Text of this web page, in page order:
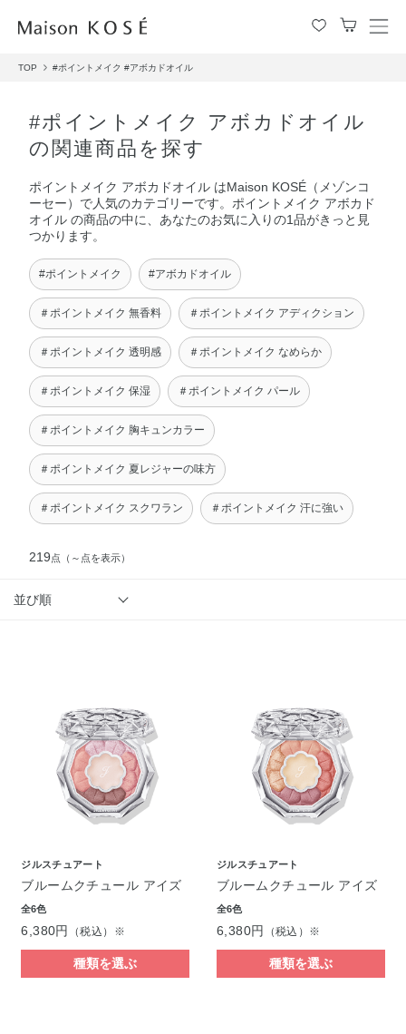
メ
TOP #ポイントメイク #アボカドオイル
#ポイントメイク アボカドオイル
の関連商品を探す
ポイントメイク アボカドオイル はMaison KOSÉ（メゾンコ
ーセー）で人気のカテゴリーです。ポイントメイク アボカド
オイル の商品の中に、あなたのお気に入りの1品がきっと見
つかります。
#ポイントメイク #アボカドオイル
＃ポイントメイク 無香料 ＃ポイントメイク アディクション
＃ポイントメイク 透明感 ＃ポイントメイク なめらか
＃ポイントメイク 保湿 ＃ポイントメイク パール
＃ポイントメイク 胸キュンカラー
＃ポイントメイク 夏レジャーの味方
＃ポイントメイク スクワラン ＃ポイントメイク 汗に強い
219点 （～点を表示）
並び順
ジルスチュアート
ブルームクチュール アイズ
全6色
6,380円 （税込）※
種類を選ぶ
ジルスチュアート
ブルームクチュール アイズ
全6色
6,380円 （税込）※
種類を選ぶ